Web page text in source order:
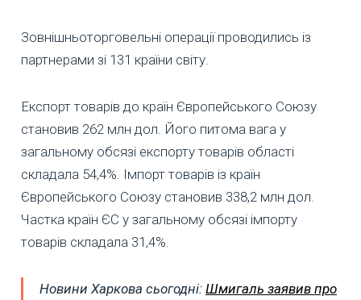
Зовнішньоторговельні операції проводились із
партнерами зі 131 країни світу.
Експорт товарів до країн Європейського Союзу
становив 262 млн дол. Його питома вага у
загальному обсязі експорту товарів області
складала 54,4%. Імпорт товарів із країн
Європейського Союзу становив 338,2 млн дол.
Частка країн ЄС у загальному обсязі імпорту
товарів складала 31,4%.
Новини Харкова сьогодні: Шмигаль заявив про